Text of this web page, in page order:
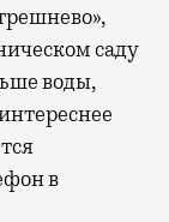
саду
воды,
в